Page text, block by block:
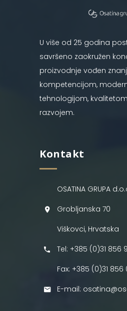
U više od 25 godina
savršeno zaokružen
proizvodnje vođen
kompetencijom,
tehnologijom,
razvojem.
Kontakt
OSATINA GRUPA
Grobljanska 70
Viškovci, Hrvatska
Tel: +385 (0)31 856
Fax: +385 (0)31 856
E-mail: